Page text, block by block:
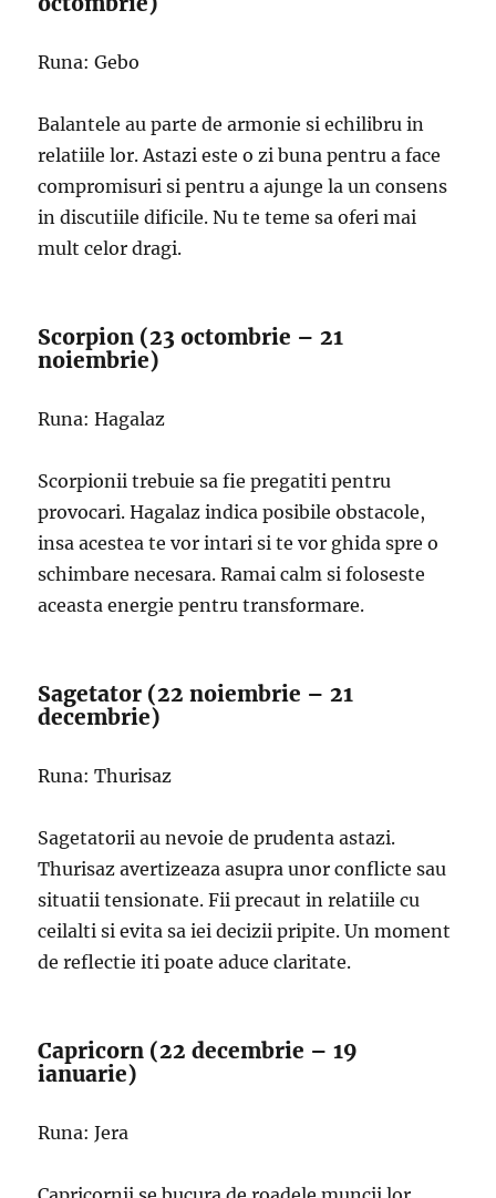
Runa: Gebo
Balantele au parte de armonie si echilibru in
relatiile lor. Astazi este o zi buna pentru a face
compromisuri si pentru a ajunge la un consens
in discutiile dificile. Nu te teme sa oferi mai
mult celor dragi.
Scorpion (23 octombrie – 21
noiembrie)
Runa: Hagalaz
Scorpionii trebuie sa fie pregatiti pentru
provocari. Hagalaz indica posibile obstacole,
insa acestea te vor intari si te vor ghida spre o
schimbare necesara. Ramai calm si foloseste
aceasta energie pentru transformare.
Sagetator (22 noiembrie – 21
decembrie)
Runa: Thurisaz
Sagetatorii au nevoie de prudenta astazi.
Thurisaz avertizeaza asupra unor conflicte sau
situatii tensionate. Fii precaut in relatiile cu
ceilalti si evita sa iei decizii pripite. Un moment
de reflectie iti poate aduce claritate.
Capricorn (22 decembrie – 19
ianuarie)
Runa: Jera